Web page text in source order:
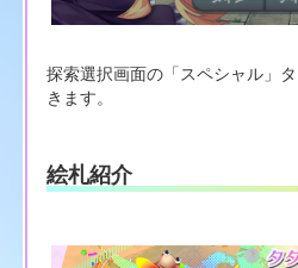
探索選択画面の「スペシャル」
きます。
絵札紹介